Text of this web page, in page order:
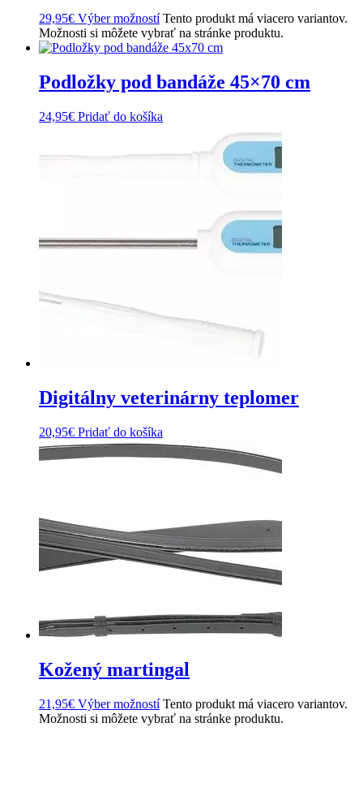
29,95€ Výber možností Tento produkt má viacero variantov.
Možnosti si môžete vybrať na stránke produktu.
Podložky pod bandáže 45×70 cm
24,95€ Pridať do košíka
Digitálny veterinárny teplomer
20,95€ Pridať do košíka
Kožený martingal
21,95€ Výber možností Tento produkt má viacero variantov.
Možnosti si môžete vybrať na stránke produktu.